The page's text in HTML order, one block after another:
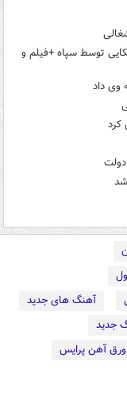
توسط سپاه +فیلم و
وی داد
کرد
آهنگ های جدید
جدید
آهن پرایس